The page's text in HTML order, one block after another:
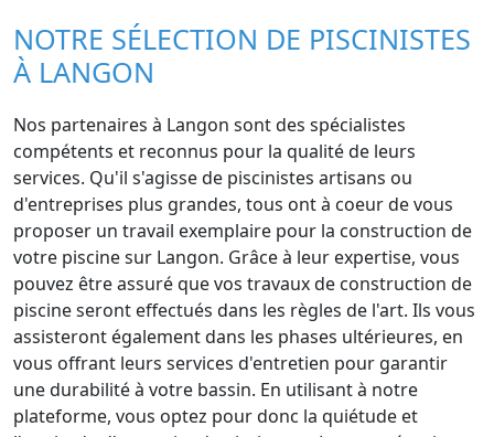
NOTRE SÉLECTION DE PISCINISTES
À LANGON
Nos partenaires à Langon sont des spécialistes
compétents et reconnus pour la qualité de leurs
services. Qu'il s'agisse de piscinistes artisans ou
d'entreprises plus grandes, tous ont à coeur de vous
proposer un travail exemplaire pour la construction de
votre piscine sur Langon. Grâce à leur expertise, vous
pouvez être assuré que vos travaux de construction de
piscine seront effectués dans les règles de l'art. Ils vous
assisteront également dans les phases ultérieures, en
vous offrant leurs services d'entretien pour garantir
une durabilité à votre bassin. En utilisant à notre
plateforme, vous optez pour donc la quiétude et